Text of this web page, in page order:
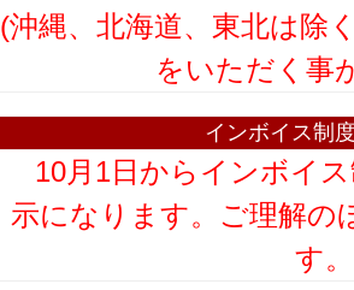
(沖縄、北海道、東北は除
をいただく事
インボイス制
10月1日からインボイ
示になります。ご理解の
す